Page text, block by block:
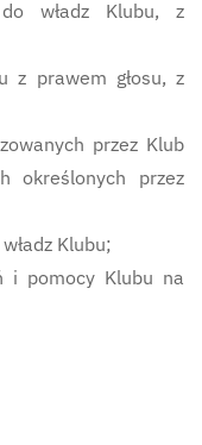
władz Klubu, z
z prawem głosu, z
przez Klub
określonych przez
Klubu;
i pomocy Klubu na